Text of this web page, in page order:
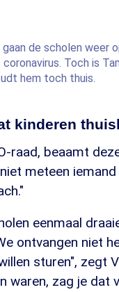
de scholen weer
Toch is
hem toch thuis.
kinderen
raad, beaamt
meteen
eenmaal
ontvangen niet
sturen", zegt
waren, zag je dat